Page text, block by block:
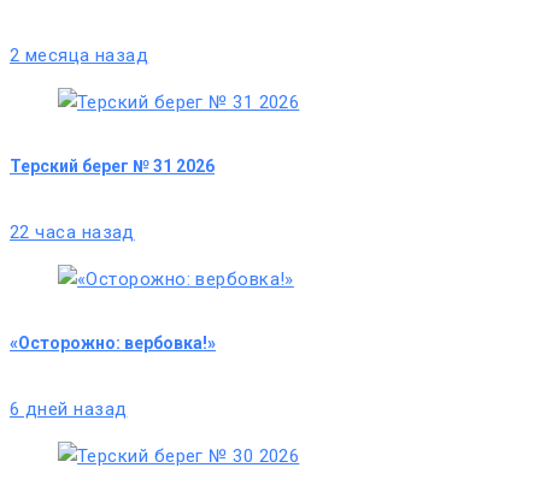
2 месяца назад
Терский берег № 31 2026
22 часа назад
«Осторожно: вербовка!»
6 дней назад